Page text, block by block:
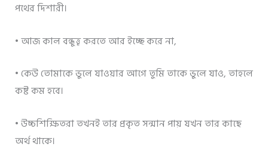
পথের দিশারী।
• আজ কাল বন্ধুত্ত্ব করতে আর ইচ্ছে করে না,
• কেউ তোমাকে ভুলে যাওয়ার আগে তুমি তাকে ভুলে যাও, তাহলে
কষ্ট কম হবে।
• উচ্চশিক্ষিতরা তখনই তার প্রকৃত সন্মান পায় যখন তার কাছে
অর্থ থাকে।